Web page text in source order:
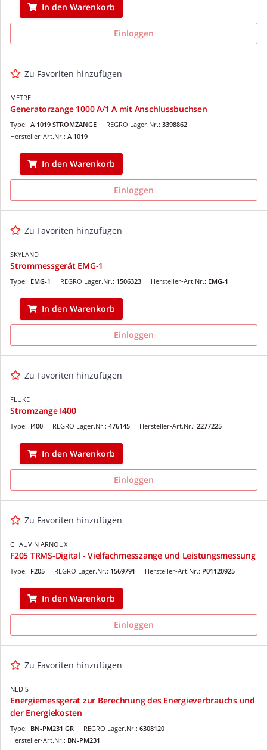
In den Warenkorb
Einloggen
Zu Favoriten hinzufügen
METREL
Generatorzange 1000 A/1 A mit Anschlussbuchsen
REGRO Lager.Nr.: 3398862
Type: A 1019 STROMZANGE
Hersteller-Art.Nr.: A 1019
In den Warenkorb
Einloggen
Zu Favoriten hinzufügen
SKYLAND
Strommessgerät EMG-1
REGRO Lager.Nr.: 1506323
Type: EMG-1 Hersteller-Art.Nr.: EMG-1
In den Warenkorb
Einloggen
Zu Favoriten hinzufügen
FLUKE
Stromzange I400
REGRO Lager.Nr.: 476145
Type: I400 Hersteller-Art.Nr.: 2277225
In den Warenkorb
Einloggen
Zu Favoriten hinzufügen
CHAUVIN ARNOUX
F205 TRMS-Digital - Vielfachmesszange und Leistungsmessung
REGRO Lager.Nr.: 1569791
Type: F205 Hersteller-Art.Nr.: P01120925
In den Warenkorb
Einloggen
Zu Favoriten hinzufügen
NEDIS
Energiemessgerät zur Berechnung des Energieverbrauchs und
der Energiekosten
REGRO Lager.Nr.: 6308120
Type: BN-PM231 GR
Hersteller-Art.Nr.: BN-PM231